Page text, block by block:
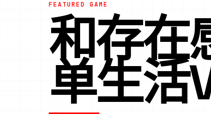
FEATURED GAME
和存在
单生活